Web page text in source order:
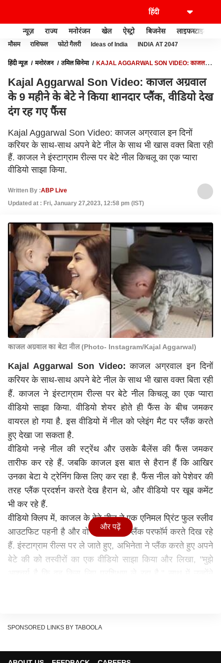
न्यूज़ राज्य मनोरंजन खेल ऐस्ट्रो बिजनेस लाइफस्टाइल
मौसम राशिफल फोटो गैलरी Ideas of India INDIA AT 2047
हिंदी न्यूज़ मनोरंजन तमिल सिनेमा
KAJAL AGGARWAL SON VIDEO: काजल
Kajal Aggarwal Son Video: काजल अग्रवाल
के 9 महीने के बेटे ने किया शानदार प्लैंक, वीडियो देख
दंग रह गए फैंस
Kajal Aggarwal Son Video: काजल अग्रवाल इन दिनों
करियर के साथ-साथ अपने बेटे नील के साथ भी खास वक्त बिता रही
हैं. काजल ने इंस्टाग्राम रील्स पर बेटे नील किचलू का एक प्यारा
वीडियो साझा किया.
Written By :ABP Live
Updated at : Fri, January 27,2023, 12:58 pm (IST)
काजल अग्रवाल का बेटा नील (Photo- Instagram/Kajal Aggarwal)
Kajal Aggarwal Son Video: काजल अग्रवाल इन दिनों
करियर के साथ-साथ अपने बेटे नील के साथ भी खास वक्त बिता रही
हैं. काजल ने इंस्टाग्राम रील्स पर बेटे नील किचलू का एक प्यारा
वीडियो साझा किया. वीडियो शेयर होते ही फैंस के बीच जमकर
वायरल हो गया है. इस वीडियो में नील को प्लेइंग मैट पर प्लैंक करते
हुए देखा जा सकता है.
वीडियो नन्हे नील की स्ट्रेंथ और उसके बैलेंस की फैंस जमकर
तारीफ कर रहे हैं. जबकि काजल इस बात से हैरान हैं कि आखिर
उनका बेटा ये ट्रेनिंग किस लिए कर रहा है. फैंस नील को पेशेवर की
तरह प्लैंक प्रदर्शन करते देख हैरान थे, और वीडियो पर खूब कमेंट
भी कर रहे हैं.
वीडियो क्लिप में, काजल के बेटे नील ने एक एनिमल प्रिंट फुल स्लीव
आउटफिट पहनी है और वो बेबी मैट पर प्लैंक परफॉर्म करते दिख रहे
हैं. इंस्टाग्राम रील्स पर ले जाते हुए, अभिनेता ने प्लैंक करते हुए अपने
बेटे की को तस्वीरों का एक वीडियो साझा किया और लिखा, "मुझे
और पढ़ें
SPONSORED LINKS BY TABOOLA